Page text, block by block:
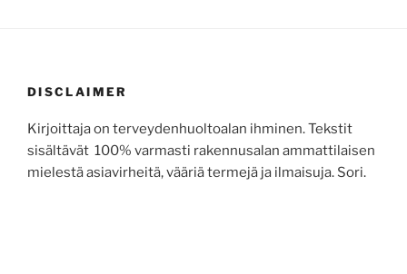
DISCLAIMER
Kirjoittaja on terveydenhuoltoalan ihminen. Tekstit
sisältävät 100% varmasti rakennusalan ammattilaisen
mielestä asiavirheitä, vääriä termejä ja ilmaisuja. Sori.